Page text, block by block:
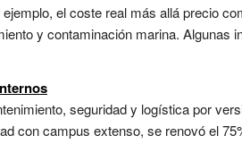
el coste real más allá precio
y contaminación marina. Algunas
seguridad y logística por
con campus extenso, se renovó el